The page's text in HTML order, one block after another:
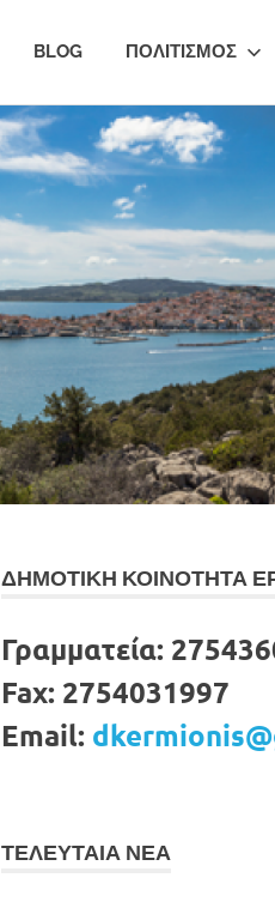
BLOG ΠΟΛΙΤΙΣΜΟΣ
ΔΗΜΟΤΙΚΗ ΚΟΙΝΟΤΗΤΑ
Γραμματεία:
Fax: 2754031997
Email:
ΤΕΛΕΥΤΑΙΑ ΝΕΑ